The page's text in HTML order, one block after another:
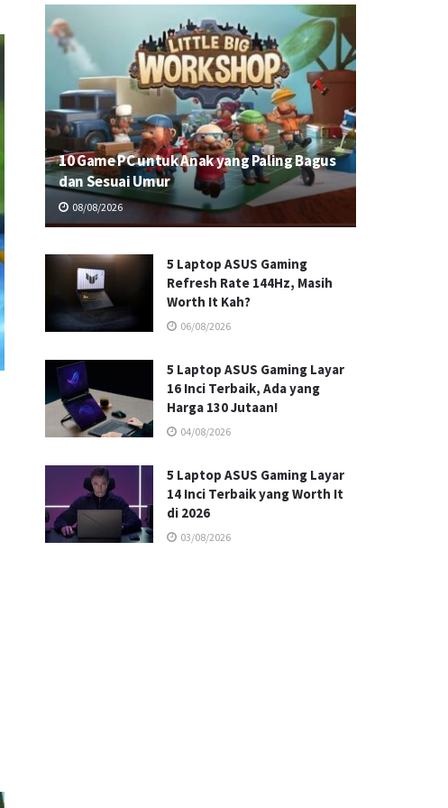
10 Game PC untuk Anak yang Paling Bagus
dan Sesuai Umur
08/08/2026
5 Laptop ASUS Gaming
Refresh Rate 144Hz, Masih
Worth It Kah?
06/08/2026
5 Laptop ASUS Gaming Layar
16 Inci Terbaik, Ada yang
Harga 130 Jutaan!
04/08/2026
5 Laptop ASUS Gaming Layar
14 Inci Terbaik yang Worth It
di 2026
03/08/2026